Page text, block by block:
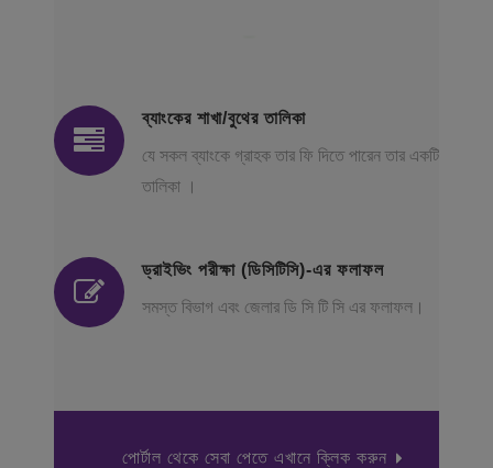
ব্যাংকের শাখা/বুথের তালিকা
যে সকল ব্যাংকে গ্রাহক তার ফি দিতে পারেন তার একটি
তালিকা ।
ড্রাইভিং পরীক্ষা (ডিসিটিসি)-এর ফলাফল
সমস্ত বিভাগ এবং জেলার ডি সি টি সি এর ফলাফল।
পোর্টাল থেকে সেবা পেতে এখানে ক্লিক করুন